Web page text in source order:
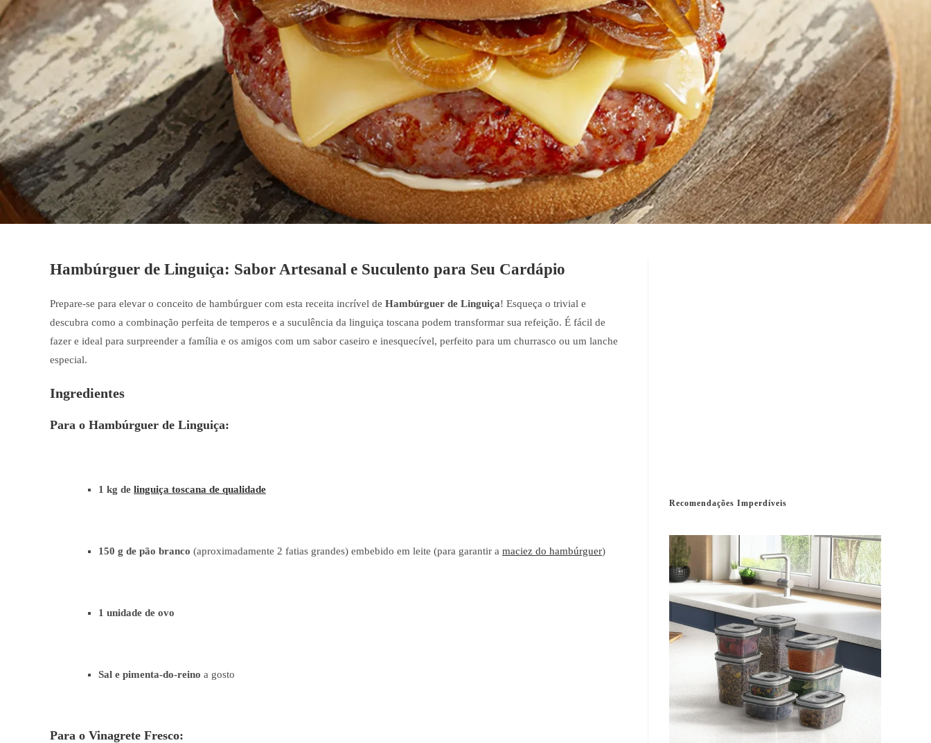
Hambúrguer de Linguiça: Sabor Artesanal e Suculento para Seu Cardápio
Prepare-se para elevar o conceito de hambúrguer com esta receita incrível de Hambúrguer de Linguiça! Esqueça o trivial e
descubra como a combinação perfeita de temperos e a suculência da linguiça toscana podem transformar sua refeição. É fácil de
fazer e ideal para surpreender a família e os amigos com um sabor caseiro e inesquecível, perfeito para um churrasco ou um lanche
especial.
Ingredientes
Para o Hambúrguer de Linguiça:
1 kg de linguiça toscana de qualidade
150 g de pão branco (aproximadamente 2 fatias grandes) embebido em leite (para garantir a maciez do hambúrguer)
1 unidade de ovo
Sal e pimenta-do-reino a gosto
Para o Vinagrete Fresco:
Recomendações Imperdíveis